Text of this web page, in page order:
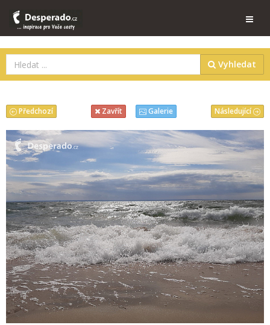
Vyhledat
Následující
Předchozí Zavřít Galerie